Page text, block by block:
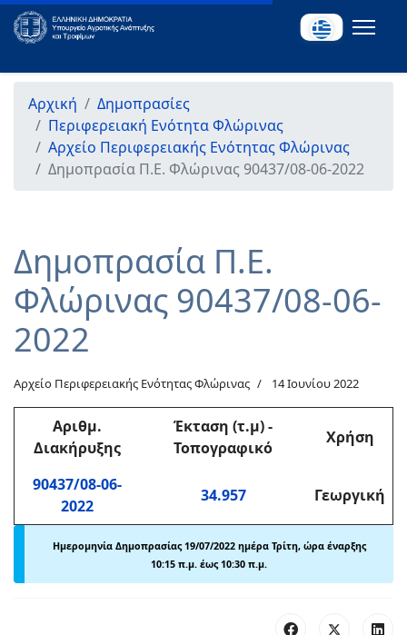
Αρχική
Δημοπρασίες
Περιφερειακή Ενότητα Φλώρινας
Αρχείο Περιφερειακής Ενότητας Φλώρινας
Δημοπρασία Π.Ε. Φλώρινας 90437/08-06-2022
Δημοπρασία Π.Ε.
Φλώρινας 90437/08-06-
2022
Αρχείο Περιφερειακής Ενότητας Φλώρινας 14 Ιουνίου 2022
Αριθμ.
Διακήρυξης
Έκταση (τ.μ)-
Τοπογραφικό
Χρήση
90437/08-06-
2022
34.957 Γεωργική
Ημερομηνία Δημοπρασίας 19/07/2022 ημέρα Τρίτη, ώρα έναρξης
10:15 π.μ. έως 10:30 π.μ.